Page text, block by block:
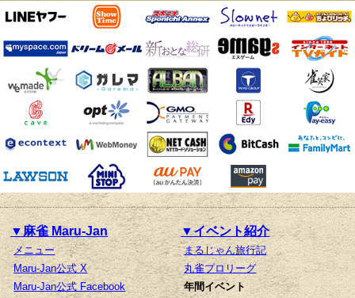
▼麻雀 Maru-Jan
メニュー
Maru-Jan公式 X
Maru-Jan公式 Facebook
▼イベント紹介
まるじゃん旅行記
丸雀プロリーグ
年間イベント